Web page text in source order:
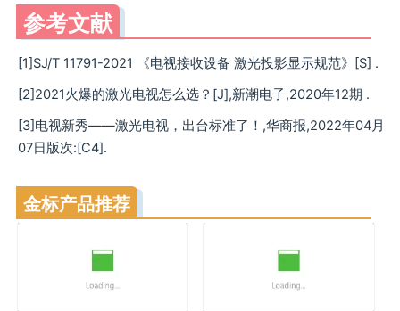
参考文献
[1]SJ/T 11791-2021 《电视接收设备 激光投影显示规范》[S] .
[2]2021火爆的激光电视怎么选？[J],新潮电子,2020年12期 .
[3]电视新秀——激光电视，出台标准了！,华商报,2022年04月
07日版次:[C4].
金标产品推荐